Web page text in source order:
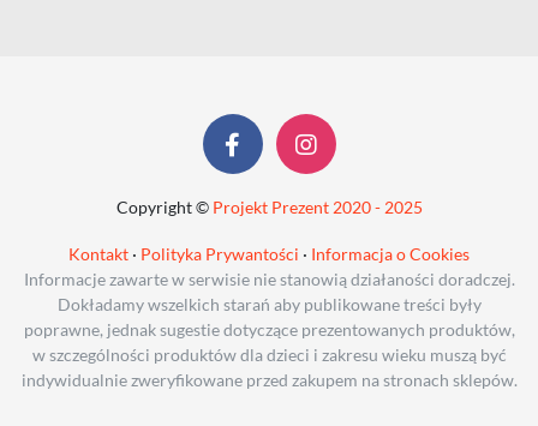
Copyright © Projekt Prezent 2020 - 2025
Kontakt · Polityka Prywantości · Informacja o Cookies
Informacje zawarte w serwisie nie stanowią działaności doradczej.
Dokładamy wszelkich starań aby publikowane treści były
poprawne, jednak sugestie dotyczące prezentowanych produktów,
w szczególności produktów dla dzieci i zakresu wieku muszą być
indywidualnie zweryfikowane przed zakupem na stronach sklepów.